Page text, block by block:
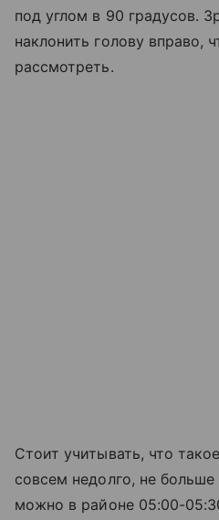
под углом в 90 градусов.
наклонить голову вправо,
рассмотреть.
Стоит учитывать, что
совсем недолго, не
можно в районе 05:00-